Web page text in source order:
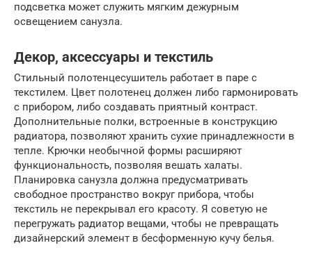
подсветка может служить мягким дежурным
освещением санузла.
Декор, аксессуары и текстиль
Стильный полотенцесушитель работает в паре с
текстилем. Цвет полотенец должен либо гармонировать
с прибором, либо создавать приятный контраст.
Дополнительные полки, встроенные в конструкцию
радиатора, позволяют хранить сухие принадлежности в
тепле. Крючки необычной формы расширяют
функциональность, позволяя вешать халаты.
Планировка санузла должна предусматривать
свободное пространство вокруг прибора, чтобы
текстиль не перекрывал его красоту. Я советую не
перегружать радиатор вещами, чтобы не превращать
дизайнерский элемент в бесформенную кучу белья.